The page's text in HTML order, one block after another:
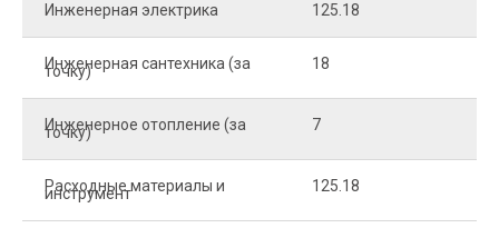
Инженерная электрика 125.18
Инженерная сантехника (за
точку) 18
Инженерное отопление (за
точку) 7
Расходные материалы и
инструмент 125.18